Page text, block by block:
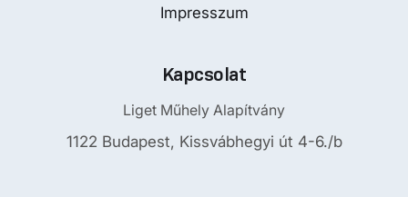
Impresszum
Kapcsolat
Liget Műhely Alapítvány
1122 Budapest, Kissvábhegyi út 4-6./b